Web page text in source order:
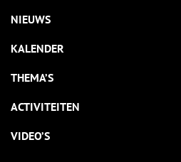
NIEUWS
KALENDER
THEMA’S
ACTIVITEITEN
VIDEO’S